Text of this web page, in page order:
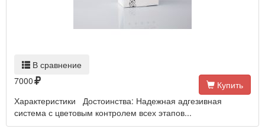
В сравнение
7000
Купить
Характеристики Достоинства: Надежная адгезивная
система с цветовым контролем всех этапов...